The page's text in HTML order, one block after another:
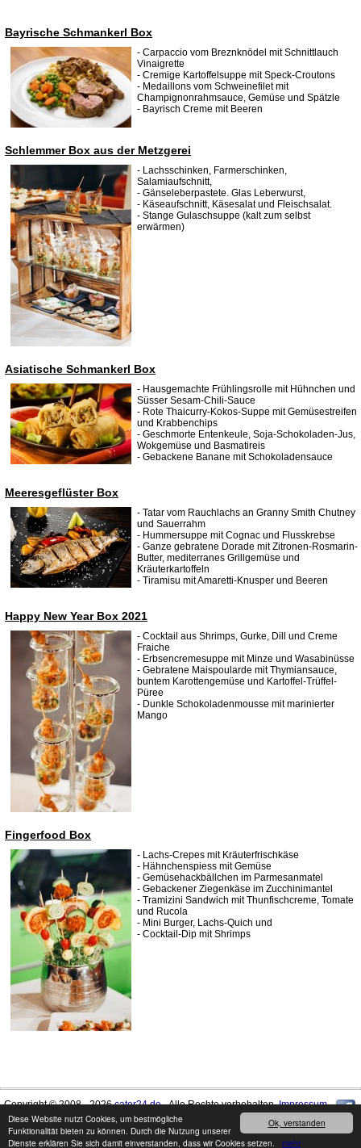
Ok, verstanden
Diese Website nutzt Cookies, um bestmögliche
Funktionalität bieten zu können. Durch die Nutzung unserer
Dienste erklären Sie sich damit einverstanden, dass wir Cookies setzen. mehr
Bayrische Schmankerl Box
- Carpaccio vom Breznknödel mit Schnittlauch
Vinaigrette
- Cremige Kartoffelsuppe mit Speck-Croutons
- Medaillons vom Schweinefilet mit
Champignonrahmsauce, Gemüse und Spätzle
- Bayrisch Creme mit Beeren
Schlemmer Box aus der Metzgerei
- Lachsschinken, Farmerschinken,
Salamiaufschnitt,
- Gänseleberpastete. Glas Leberwurst,
- Käseaufschnitt, Käsesalat und Fleischsalat.
- Stange Gulaschsuppe (kalt zum selbst
erwärmen)
Asiatische Schmankerl Box
- Hausgemachte Frühlingsrolle mit Hühnchen und
Süsser Sesam-Chili-Sauce
- Rote Thaicurry-Kokos-Suppe mit Gemüsestreifen
und Krabbenchips
- Geschmorte Entenkeule, Soja-Schokoladen-Jus,
Wokgemüse und Basmatireis
- Gebackene Banane mit Schokoladensauce
Meeresgeflüster Box
- Tatar vom Rauchlachs an Granny Smith Chutney
und Sauerrahm
- Hummersuppe mit Cognac und Flusskrebse
- Ganze gebratene Dorade mit Zitronen-Rosmarin-
Butter, mediterranes Grillgemüse und
Kräuterkartoffeln
- Tiramisu mit Amaretti-Knusper und Beeren
Happy New Year Box 2021
- Cocktail aus Shrimps, Gurke, Dill und Creme
Fraiche
- Erbsencremesuppe mit Minze und Wasabinüsse
- Gebratene Maispoularde mit Thymiansauce,
buntem Karottengemüse und Kartoffel-Trüffel-
Püree
- Dunkle Schokoladenmousse mit marinierter
Mango
Fingerfood Box
- Lachs-Crepes mit Kräuterfrischkäse
- Hähnchenspiess mit Gemüse
- Gemüsehackbällchen im Parmesanmatel
- Gebackener Ziegenkäse im Zucchinimantel
- Tramizini Sandwich mit Thunfischcreme, Tomate
und Rucola
- Mini Burger, Lachs-Quich und
- Cocktail-Dip mit Shrimps
Copyright © 2008 - 2026cater24.de- Alle Rechte vorbehalten.Impressum
Produkte können von den Abbildungen abweichen. Druckfehler / Irrtümer sowie